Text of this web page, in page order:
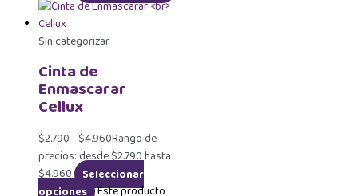
Sin categorizar
Cinta de
Enmascarar
Cellux
$2.790-$4.960Rango de
precios: desde $2.790 hasta
$4.960
Seleccionar
opciones
Este producto